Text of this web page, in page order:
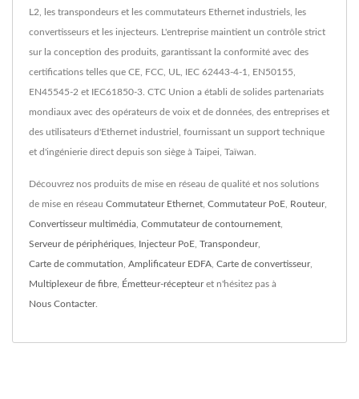
L2, les transpondeurs et les commutateurs Ethernet industriels, les
convertisseurs et les injecteurs. L'entreprise maintient un contrôle strict
sur la conception des produits, garantissant la conformité avec des
certifications telles que CE, FCC, UL, IEC 62443-4-1, EN50155,
EN45545-2 et IEC61850-3. CTC Union a établi de solides partenariats
mondiaux avec des opérateurs de voix et de données, des entreprises et
des utilisateurs d'Ethernet industriel, fournissant un support technique
et d'ingénierie direct depuis son siège à Taipei, Taïwan.
Découvrez nos produits de mise en réseau de qualité et nos solutions
de mise en réseau Commutateur Ethernet Commutateur PoE Routeur,
Convertisseur multimédia Commutateur de contournement
Serveur de périphériques Injecteur PoE Transpondeur,
Carte de commutation Amplificateur EDFA Carte de convertisseur,
Multiplexeur de fibre Émetteur-récepteuret n'hésitez pas à
Nous Contacter.